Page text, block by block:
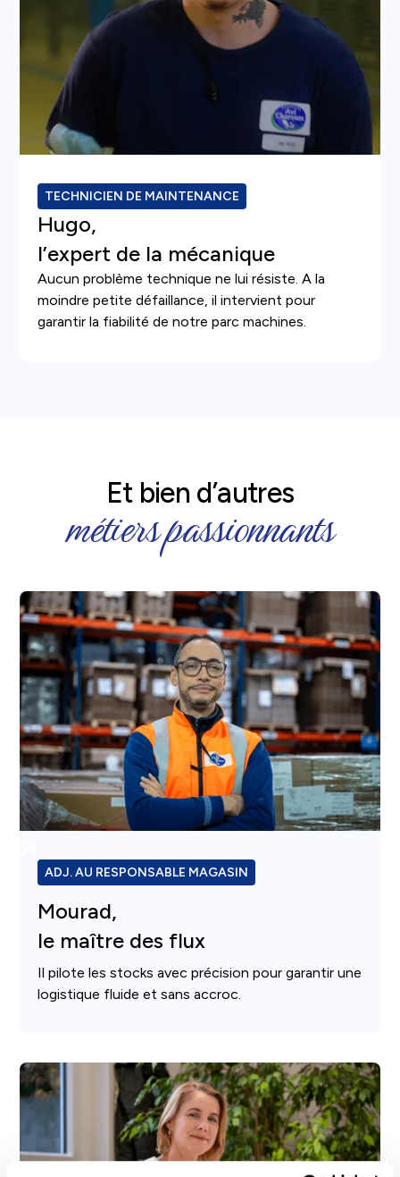
TECHNICIEN DE MAINTENANCE
Hugo,
l’expert de la mécanique
Aucun problème technique ne lui résiste. A la
moindre petite défaillance, il intervient pour
garantir la fiabilité de notre parc machines.
Et bien d’autres
métiers passionnants
ADJ. AU RESPONSABLE MAGASIN
Mourad,
le maître des flux
Il pilote les stocks avec précision pour garantir une
logistique fluide et sans accroc.